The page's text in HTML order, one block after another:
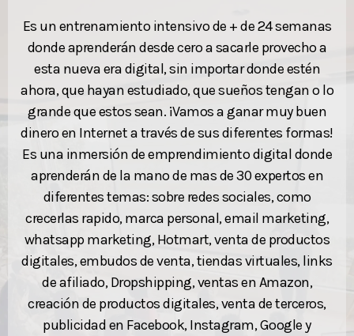
Es un entrenamiento intensivo de + de 24 semanas
donde aprenderán desde cero a sacarle provecho a
esta nueva era digital, sin importar donde estén
ahora, que hayan estudiado, que sueños tengan o lo
grande que estos sean. ¡Vamos a ganar muy buen
dinero en Internet a través de sus diferentes formas!
Es una inmersión de emprendimiento digital donde
aprenderán de la mano de mas de 30 expertos en
diferentes temas: sobre redes sociales, como
crecerlas rapido, marca personal, email marketing,
whatsapp marketing, Hotmart, venta de productos
digitales, embudos de venta, tiendas virtuales, links
de afiliado, Dropshipping, ventas en Amazon,
creación de productos digitales, venta de terceros,
publicidad en Facebook, Instagram, Google y